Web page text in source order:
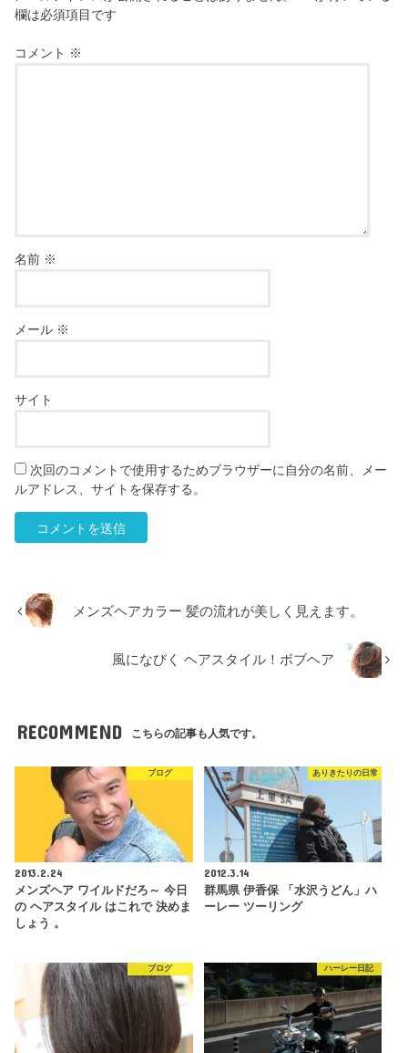
欄は必須項目です
コメント ※
名前 ※
メール ※
サイト
次回のコメントで使用するためブラウザーに自分の名前、メー
ルアドレス、サイトを保存する。
メンズヘアカラー 髪の流れが美しく見えます。
風になびく ヘアスタイル！ボブヘア
RECOMMEND こちらの記事も人気です。
ブログ
2013.2.24
メンズヘア ワイルドだろ～ 今日
の ヘアスタイル はこれで 決めま
しょう 。
ありきたりの日常
2012.3.14
群馬県 伊香保 「水沢うどん」ハ
ーレー ツーリング
ブログ ハーレー日記